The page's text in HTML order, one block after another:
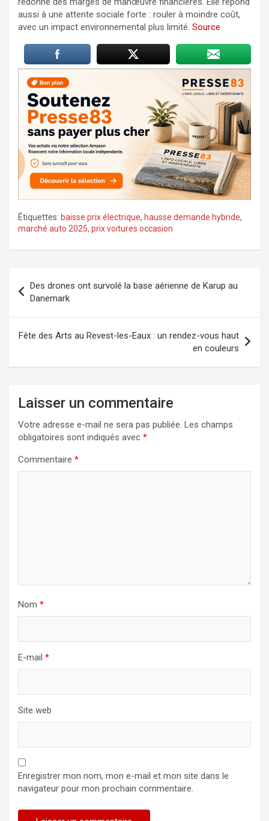
aussi à une attente sociale forte : rouler à moindre coût,
avec un impact environnemental plus limité. Source
Étiquettes: baisse prix électrique, hausse demande hybride,
marché auto 2025, prix voitures occasion
de
l’article
Des drones ont survolé la base aérienne de Karup au
Danemark
Fête des Arts au Revest-les-Eaux : un rendez-vous haut
en couleurs
Laisser un commentaire
Votre adresse e-mail ne sera pas publiée. Les champs
obligatoires sont indiqués avec *
Commentaire *
Nom *
E-mail *
Site web
Enregistrer mon nom, mon e-mail et mon site dans le
navigateur pour mon prochain commentaire.